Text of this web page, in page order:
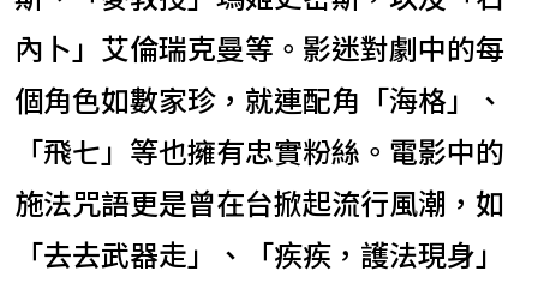
內卜」艾倫瑞克曼等。影迷對劇中的每
個角色如數家珍，就連配角「海格」、
「飛七」等也擁有忠實粉絲。電影中的
施法咒語更是曾在台掀起流行風潮，如
「去去武器走」、「疾疾，護法現身」